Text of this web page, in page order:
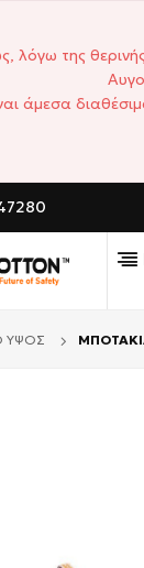
λόγω της
άμεσα
ΎΨΟΣ